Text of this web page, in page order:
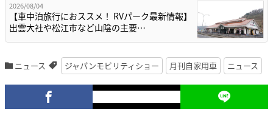
2026/08/04
【車中泊旅行におススメ！ RVパーク最新情報】
出雲大社や松江市など山陰の主要…
ニュース ジャパンモビリティショー 月刊自家用車 ニュース